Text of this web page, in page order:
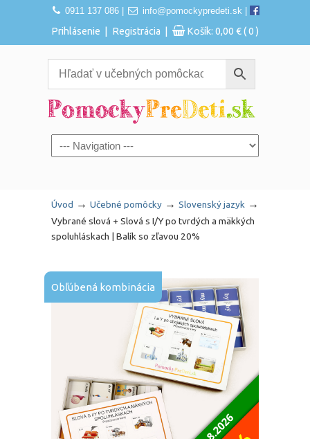
0911 137 086| info@pomockypredeti.sk
Prihlásenie | Registrácia | Košík: 0,00 €( 0 )
Navigation
Úvod → Učebné pomôcky → Slovenský jazyk →
Vybrané slová + Slová s I/Y po tvrdých a mäkkých
spoluhláskach | Balík so zľavou 20%
Obľúbená kombinácia